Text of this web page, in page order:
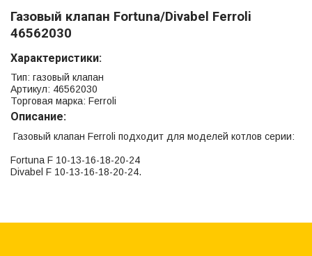
Газовый клапан Fortuna/Divabel Ferroli
46562030
Характеристики:
Тип: газовый клапан
Артикул: 46562030
Торговая марка: Ferroli
Описание:
Газовый клапан Ferroli подходит для моделей котлов серии:
Fortuna F 10-13-16-18-20-24
Divabel F 10-13-16-18-20-24.